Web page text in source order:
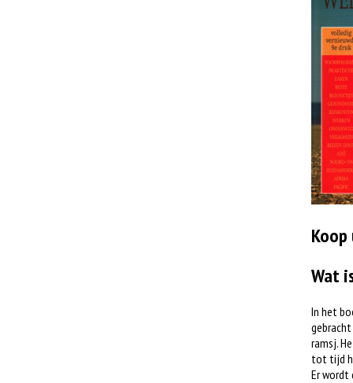
Wat
In het
ramsj.
tot tijd
Er wordt